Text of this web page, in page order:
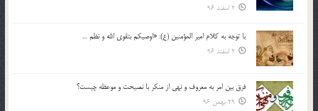
2 اسفند 96
با توجه به كلام امير المؤمنين (ع): «اوصيكم بتقوي الله و نظم …
2 اسفند 96
فرق بين امر به معروف و نهي از منكر با نصيحت و موعظه چيست؟
29 بهمن 96